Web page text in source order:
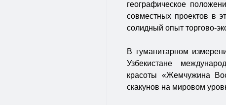
географическое
совместных проектов в
солидный опыт торгово-
В гуманитарном
Узбекистане
красоты «Жемчужина
скакунов на мировом